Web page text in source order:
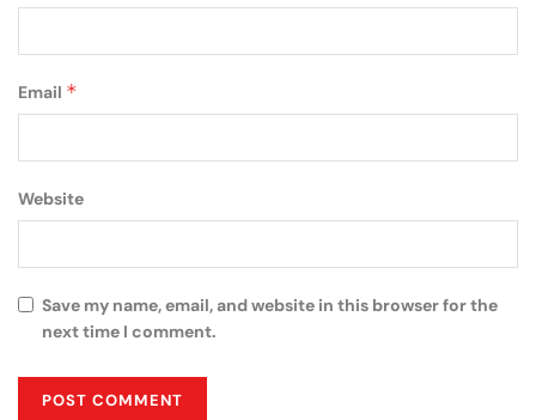
Email *
Website
Save my name, email, and website in this browser for the
next time I comment.